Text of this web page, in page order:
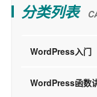
分类列表
WordPress入门
WordPress函数